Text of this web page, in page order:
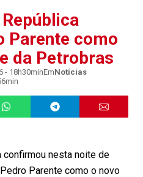
Parente como
da Petrobras
- 18h30minEmNotícias
confirmou nesta noite de
Parente como o novo